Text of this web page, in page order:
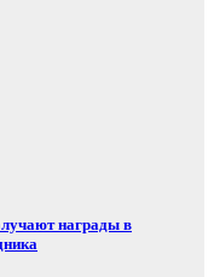
награды в